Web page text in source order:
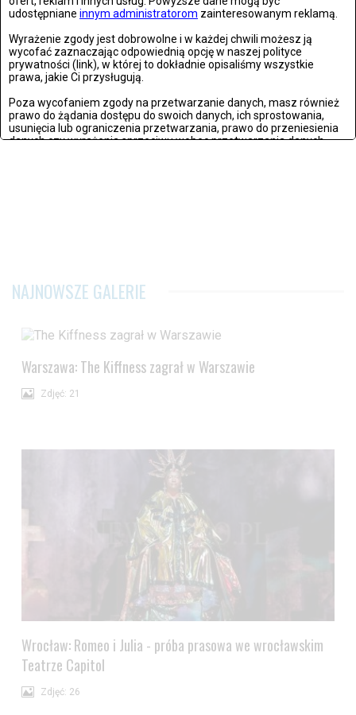
udostępniane innym administratorom zainteresowanym reklamą.
Wyrażenie zgody jest dobrowolne i w każdej chwili możesz ją
wycofać zaznaczając odpowiednią opcję w naszej polityce
prywatności (link), w której to dokładnie opisaliśmy wszystkie
prawa, jakie Ci przysługują.
Poza wycofaniem zgody na przetwarzanie danych, masz również
prawo do żądania dostępu do swoich danych, ich sprostowania,
usunięcia lub ograniczenia przetwarzania, prawo do przeniesienia
danych czy wyrażenia sprzeciwu wobec przetwarzania danych.
NAJNOWSZE GALERIE
Warszawa: The Kiffness zagrał w Warszawie
Zdjęć: 21
Wrocław: Romeo i Julia - próba prasowa we wrocławskim
Teatrze Capitol
Zdjęć: 26